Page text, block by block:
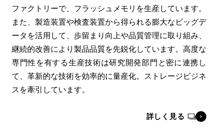
ファクトリーで、フラッシュメモリを生産しています。
また、製造装置や検査装置から得られる膨大なビッグデ
ータを活用して、歩留まり向上や品質管理に取り組み、
継続的改善により製品品質を先鋭化しています。高度な
専門性を有する生産技術は研究開発部門と密に連携し
て、革新的な技術を効率的に量産化。ストレージビジネ
スを牽引しています。
詳しく見る